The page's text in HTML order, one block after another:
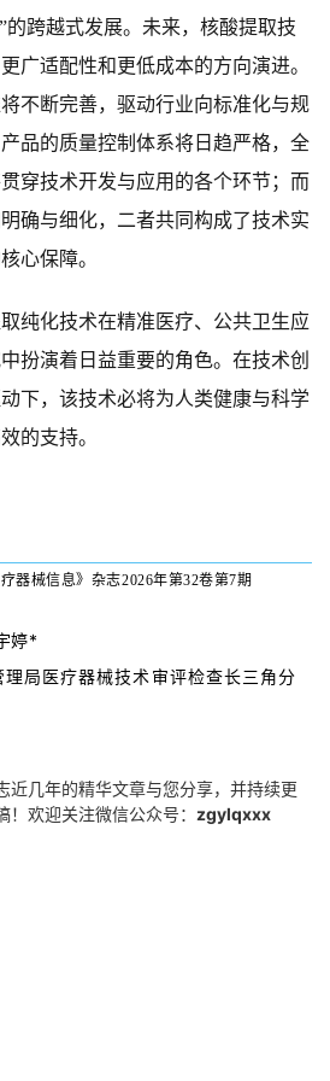
的跨越式发展。未来，核酸提取技
广适配性和更低成本的方向演进。
不断完善，驱动行业向标准化与规
品的质量控制体系将日趋严格，全
穿技术开发与应用的各个环节；而
确与细化，二者共同构成了技术实
心保障。
化技术在精准医疗、公共卫生应
扮演着日益重要的角色。在技术创
下，该技术必将为人类健康与科学
的支持。
器械信息》杂志2026年第32卷第7期
婷*
理局医疗器械技术审评检查长三角分
近几年的精华文章与您分享，并持续更
欢迎关注微信公众号： zgylqxxx